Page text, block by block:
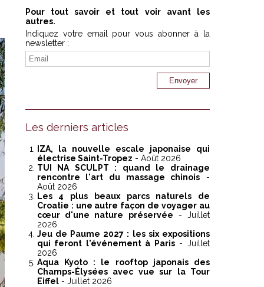
Pour tout savoir et tout voir avant les
autres.
Indiquez votre email pour vous abonner à la
newsletter :
Les derniers articles
IZA, la nouvelle escale japonaise qui
électrise Saint-Tropez - Août 2026
TUI NA SCULPT : quand le drainage
rencontre l'art du massage chinois -
Août 2026
Les 4 plus beaux parcs naturels de
Croatie : une autre façon de voyager au
cœur d'une nature préservée - Juillet
2026
Jeu de Paume 2027 : les six expositions
qui feront l'événement à Paris- Juillet
2026
Aqua Kyoto : le rooftop japonais des
Champs-Élysées avec vue sur la Tour
Eiffel- Juillet 2026